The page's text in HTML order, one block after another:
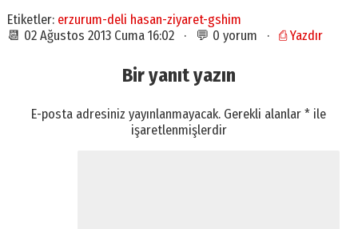
Etiketler: erzurum-deli hasan-ziyaret-gshim
📆 02 Ağustos 2013 Cuma 16:02 · 💬 0 yorum · ⎙ Yazdır
Bir yanıt yazın
E-posta adresiniz yayınlanmayacak. Gerekli alanlar* ile
işaretlenmişlerdir